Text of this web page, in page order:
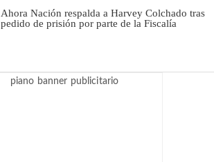
Ahora Nación respalda a Harvey Colchado tras
pedido de prisión por parte de la Fiscalía